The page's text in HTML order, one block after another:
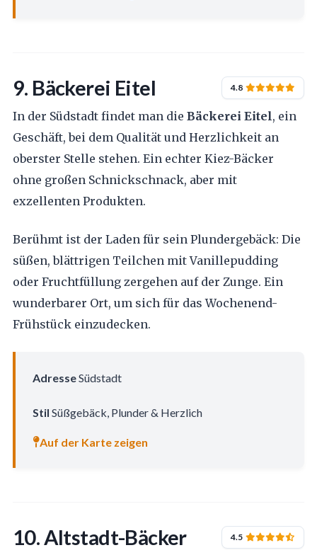
9. Bäckerei Eitel 4.8
In der Südstadt findet man die Bäckerei Eitel, ein
Geschäft, bei dem Qualität und Herzlichkeit an
oberster Stelle stehen. Ein echter Kiez-Bäcker
ohne großen Schnickschnack, aber mit
exzellenten Produkten.
Berühmt ist der Laden für sein Plundergebäck: Die
süßen, blättrigen Teilchen mit Vanillepudding
oder Fruchtfüllung zergehen auf der Zunge. Ein
wunderbarer Ort, um sich für das Wochenend-
Frühstück einzudecken.
AdresseSüdstadt
Stil Süßgebäck, Plunder & Herzlich
Auf der Karte zeigen
10. Altstadt-Bäcker 4.5